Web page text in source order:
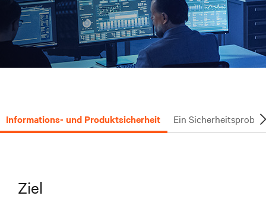
Informations- und Produktsicherheit Ein
Ziel